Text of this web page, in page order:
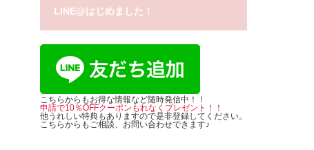
LINE@はじめました！
こちらからもお得な情報など随時発信中！！
申請で10％OFFクーポンもれなくプレゼント！！
他うれしい特典もありますので是非登録してください。
こちらからもご相談、お問い合わせできます♪